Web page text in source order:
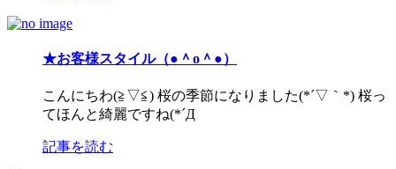
★お客様スタイル（●＾o＾●）
こんにちわ(≧▽≦) 桜の季節になりました(*´▽｀*) 桜っ
てほんと綺麗ですね(*´Д
記事を読む